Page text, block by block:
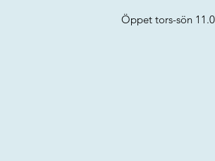
Öppet tors-sön